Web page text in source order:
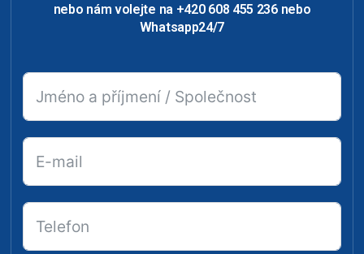
nebo nám volejte na +420 608 455 236 nebo
Whatsapp24/7